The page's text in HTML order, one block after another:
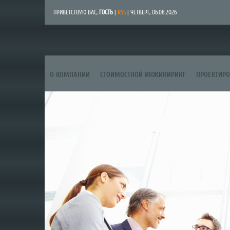
ПРИВЕТСТВУЮ ВАС, ГОСТЬ RSS | ЧЕТВЕРГ, 06.08.2026
О КОМПАНИИ СТОИМОСТНОЙ ИНЖИНИРИНГ